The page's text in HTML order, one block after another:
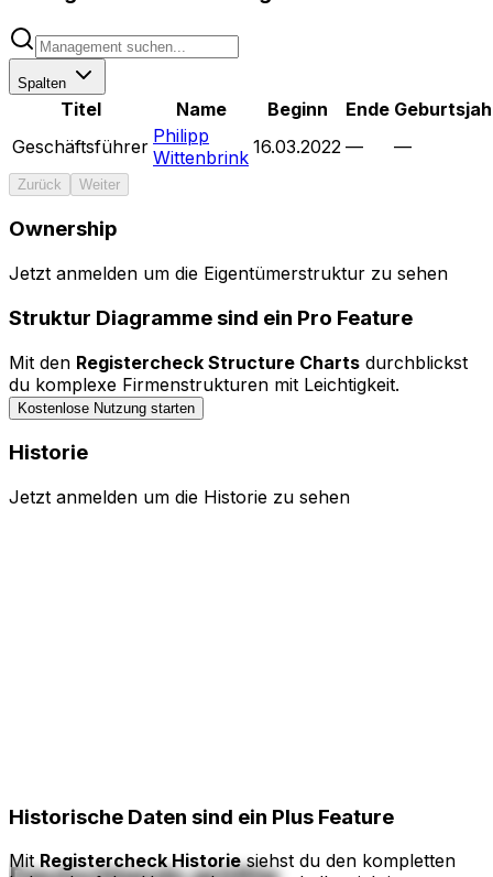
Spalten
Titel Name Beginn Ende
Geschäftsführer Philipp
Wittenbrink 16.03.2022 — —
Zurück Weiter
Ownership
Jetzt anmelden um die Eigentümerstruktur zu sehen
Bedienelemente ausblenden
0 Entitäten durchsuchen...
Legende
Struktur Diagramme sind ein Pro Feature
Mit den Registercheck Structure Charts durchblickst
du komplexe Firmenstrukturen mit Leichtigkeit.
Kostenlose Nutzung starten
Historie
Jetzt anmelden um die Historie zu sehen
Historische Daten sind ein Plus Feature
MitRegistercheck Historie siehst du den kompletten